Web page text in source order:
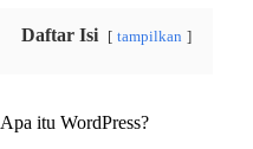
Daftar Isi tampilkan
Apa itu WordPress?